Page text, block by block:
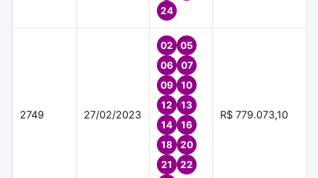
24
2749 27/02/2023
02
05
06
07
09
10
12
13
14
16
18
20
21
22
R$ 779.073,10